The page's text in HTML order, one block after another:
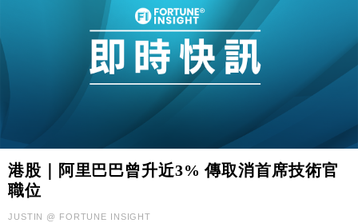
港股｜阿里巴巴曾升近3% 傳取消首席技術官
職位
JUSTIN @ FORTUNE INSIGHT